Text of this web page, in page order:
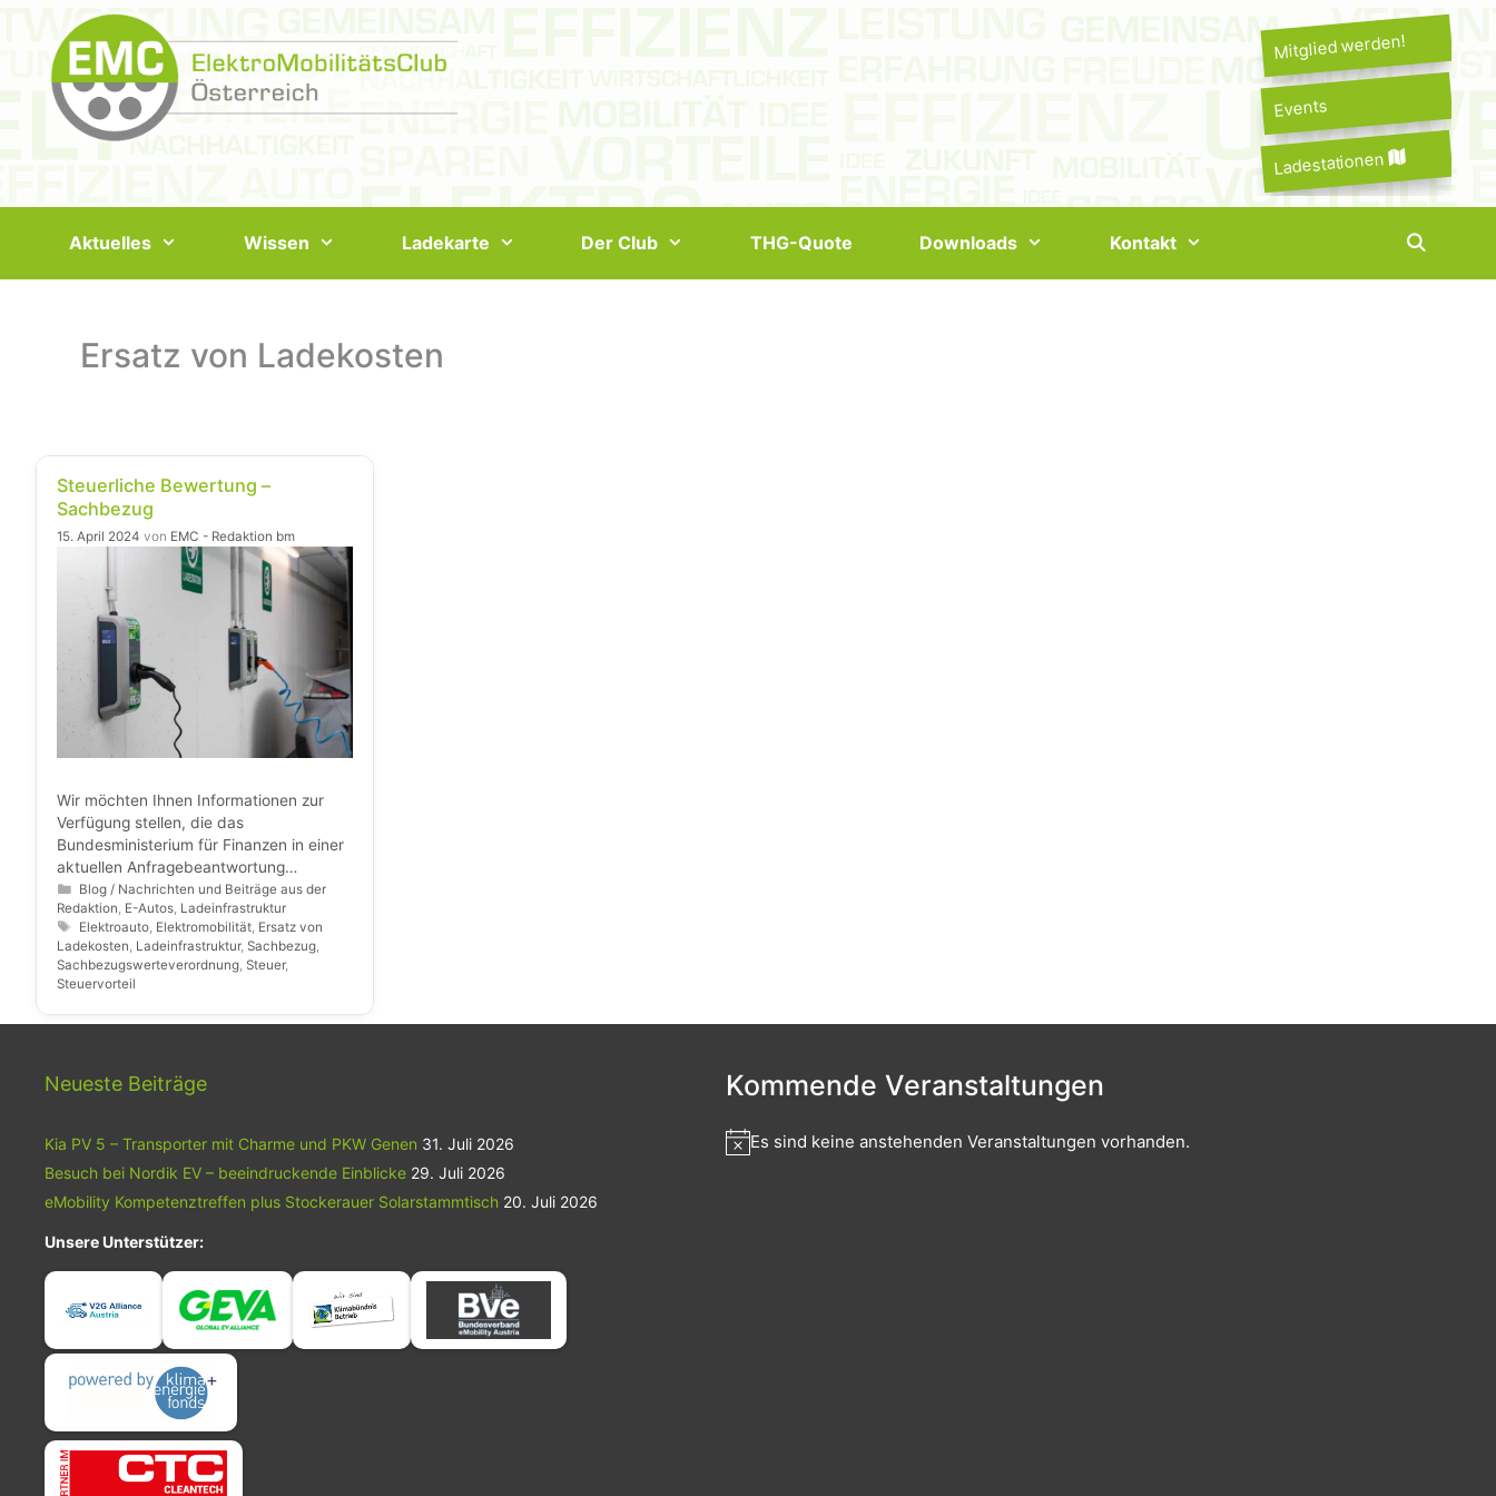
Mitglied werden!
Events
Ladestationen
Aktuelles Wissen Ladekarte Der Club THG-Quote Downloads Kontakt
Ersatz von Ladekosten
Steuerliche Bewertung –
Sachbezug
15. April 2024 von EMC - Redaktion bm
Wir möchten Ihnen Informationen zur
Verfügung stellen, die das
Bundesministerium für Finanzen in einer
aktuellen Anfragebeantwortung
bereitgestellt hat. Die Ausführungen
betreffen Fragen rund um die
Sachbezugsbefreiung beim Aufladen
emissionsfreier Kraftfahrzeuge,
einschließlich Themen wie E-
Kategorien
Blog / Nachrichten und Beiträge aus der
Redaktion E-Autos Ladeinfrastruktur
Schlagwörter
Elektroauto Elektromobilität Ersatz von
Ladekosten Ladeinfrastruktur, Sachbezug
Sachbezugswerteverordnung Steuer,
Steuervorteil
Neueste Beiträge
Kia PV 5 – Transporter mit Charme und PKW Genen 31. Juli 2026
Besuch bei Nordik EV – beeindruckende Einblicke 29. Juli 2026
eMobility Kompetenztreffen plus Stockerauer Solarstammtisch 20. Juli 2026
Unsere Unterstützer:
Kommende Veranstaltungen
Es sind keine anstehenden Veranstaltungen vorhanden.